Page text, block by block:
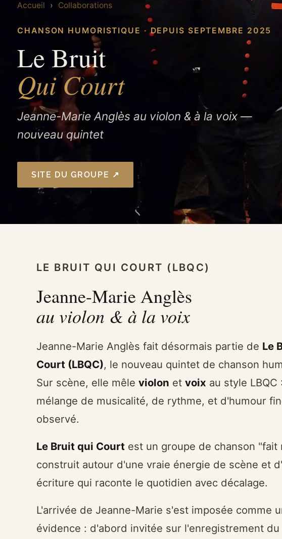
Accueil › Collaborations
CHANSON HUMORISTIQUE · DEPUIS SEPTEMBRE 2025
Le Bruit
Qui Court
Jeanne-Marie Anglès au violon & à la voix —
nouveau quintet
SITE DU GROUPE ↗
LE BRUIT QUI COURT (LBQC)
Jeanne-Marie Anglès
au violon & à la voix
Jeanne-Marie Anglès fait désormais partie de Le
Court (LBQC), le nouveau quintet de chanson
Sur scène, elle mêle violon et voix au style LBQC
mélange de musicalité, de rythme, et d'humour
observé.
Le Bruit qui Court est un groupe de chanson "fait
construit autour d'une vraie énergie de scène et
écriture qui raconte le quotidien avec décalage.
L'arrivée de Jeanne-Marie s'est imposée comme
évidence : d'abord invitée sur l'enregistrement